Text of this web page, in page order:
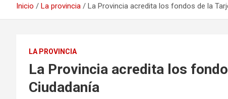
Inicio La provincia La Provincia acredita los fondos de la
LA PROVINCIA
La Provincia acredita los
Ciudadanía